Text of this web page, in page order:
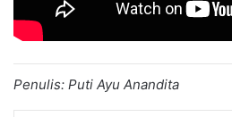
Penulis: Puti Ayu Anandita